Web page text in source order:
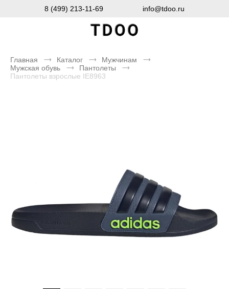
8 (499) 213-11-69 info@tdoo.ru
Главная Каталог
Мужчинам
Мужская обувь
Пантолеты
Пантолеты взрослые IE8963